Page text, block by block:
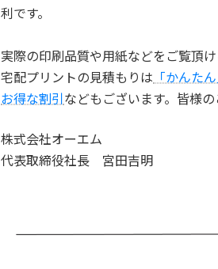
利です。
実際の印刷品質や用紙などをご覧頂
宅配プリントの見積もりは 「かんた
お得な割引 などもございます。皆様
株式会社オーエム
代表取締役社長 宮田吉明